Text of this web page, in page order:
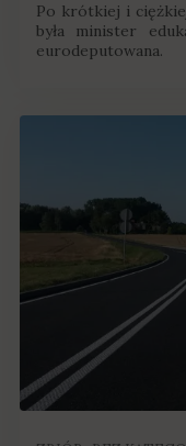
Po krótkiej i
była minister
eurodeputowana.